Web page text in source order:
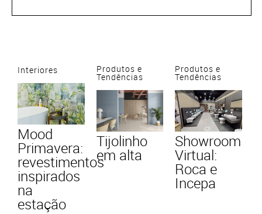
Interiores
Mood
Primavera:
revestimentos
inspirados
na
estação
Produtos e
Tendências
Tijolinho
em alta
Produtos e
Tendências
Showroom
Virtual:
Roca e
Incepa